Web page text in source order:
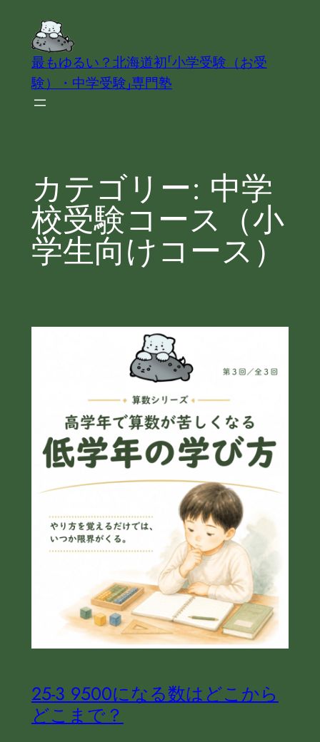
最もゆるい？北海道初「小学受験（お受
験）・中学受験」専門塾
カテゴリー: 中学
校受験コース（小
学生向けコース）
25‐3 9500になる数はどこから
どこまで？